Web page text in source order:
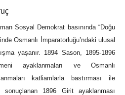
Sosyal Demokrat basınında “Doğu
Osmanlı İmparatorluğu’ndaki ulusal
yaşanır. 1894 Sason, 1895-1896
ayaklanmaları ve Osmanlı
katliamlarla bastırması ile
sonuçlanan 1896 Girit ayaklanması